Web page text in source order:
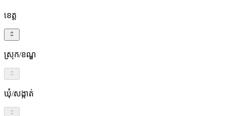
ខេត្ត
ស្រុក/ខណ្ឌ
ឃុំ/សង្កាត់